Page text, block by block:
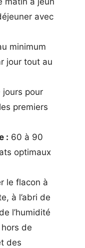
avec
minimum
jour tout au
jours pour
premiers
: 60 à 90
optimaux
le flacon à
à l’abri de
l’humidité
de
des